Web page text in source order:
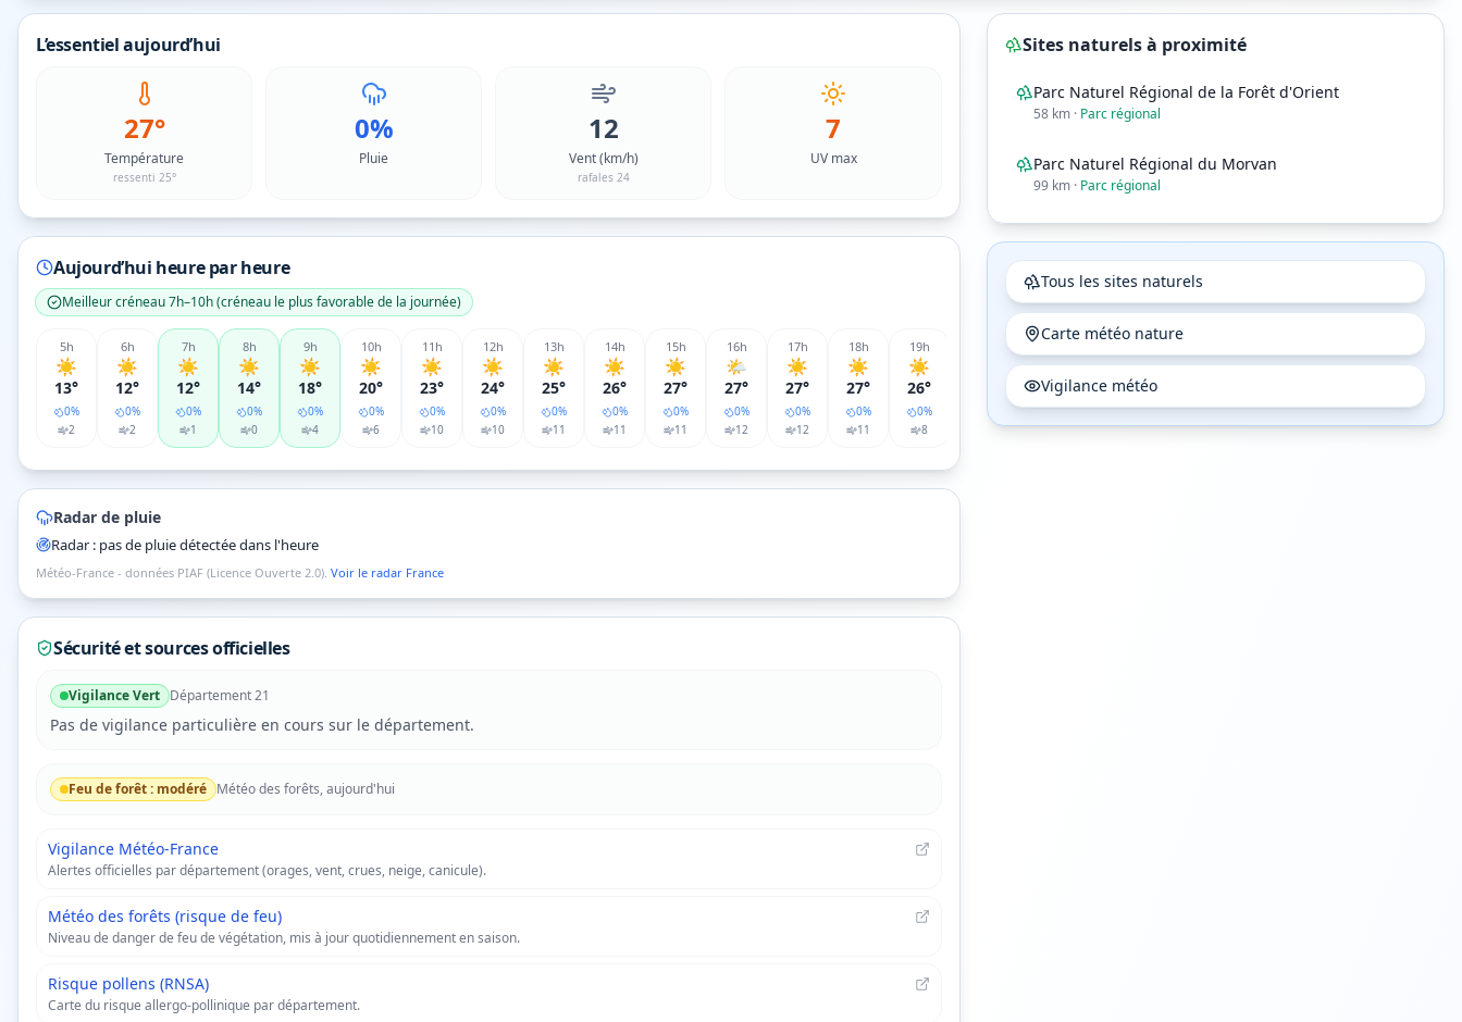
L’essentiel aujourd’hui
27°
Température
ressenti 25°
0%
Pluie
12
Vent (km/h)
rafales 24
7
UV max
Aujourd’hui heure par heure
Meilleur créneau7h–10h(créneau le plus favorable de la journée)
5h
☀️
13°
0%
2
6h
☀️
12°
0%
2
7h
☀️
12°
0%
1
8h
☀️
14°
0%
0
9h
☀️
18°
0%
4
10h
☀️
20°
0%
6
11 h
☀️
23°
0%
10
12h
☀️
24°
0%
10
13h
☀️
25°
0%
11
14h
☀️
26°
0%
11
15h
☀️
27°
0%
11
16h
🌤️
27°
0%
12
17h
☀️
27°
0%
12
18h
☀️
27°
0%
11
19h
☀️
26°
0%
8
%
21
☀️
22°
0%
7
☀️
19°
0%
5
Radar de pluie
Radar : pas de pluie détectée dans l'heure
Météo-France - données PIAF (Licence Ouverte 2.0). Voir le radar France
Sécurité et sources officielles
VigilanceVert Département21
Pas de vigilance particulière en cours sur le département.
Feu de forêt : modéré Météo des forêts, aujourd'hui
Vigilance Météo-France
Alertes officielles par département (orages, vent, crues, neige, canicule).
Météo des forêts (risque de feu)
Niveau de danger de feu de végétation, mis à jour quotidiennement en saison.
Risque pollens (RNSA)
Carte du risque allergo-pollinique par département.
Sites naturels à proximité
Parc Naturel Régional de la Forêt d'Orient
58km· Parc régional
Parc Naturel Régional du Morvan
99km· Parc régional
Tous les sites naturels
Carte météo nature
Vigilance météo